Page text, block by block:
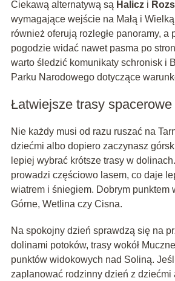
Ciekawą alternatywą są Haliczi
wymagające wejście na Małą i
również oferują rozległe panoramy, a
pogodzie widać nawet pasma po
warto śledzić komunikaty schronisk i
Parku Narodowego dotyczące
Łatwiejsze trasy spacerowe
Nie każdy musi od razu ruszać na
dziećmi albo dopiero zaczynasz
lepiej wybrać krótsze trasy w
prowadzi częściowo lasem, co daje
wiatrem i śniegiem. Dobrym punktem
Górne, Wetlina czy Cisna.
Na spokojny dzień sprawdzą się na
dolinami potoków, trasy wokół
punktów widokowych nad Soliną.
zaplanować rodzinny dzień z dziećmi